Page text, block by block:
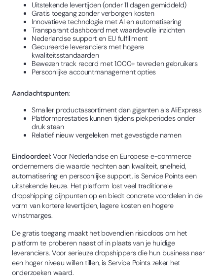
Uitstekende levertijden (onder 11 dagen gemiddeld)
Gratis toegang zonder verborgen kosten
Innovatieve technologie met AI en automatisering
Transparant dashboard met waardevolle inzichten
Nederlandse support en EU fulfillment
Gecureerde leveranciers met hogere
kwaliteitsstandaarden
Bewezen track record met 1.000+ tevreden gebruikers
Persoonlijke accountmanagement opties
Aandachtspunten:
Smaller productassortiment dan giganten als AliExpress
Platformprestaties kunnen tijdens piekperiodes onder
druk staan
Relatief nieuw vergeleken met gevestigde namen
Eindoordeel: Voor Nederlandse en Europese e-commerce
ondernemers die waarde hechten aan kwaliteit, snelheid,
automatisering en persoonlijke support, is Service Points een
uitstekende keuze. Het platform lost veel traditionele
dropshipping pijnpunten op en biedt concrete voordelen in de
vorm van kortere levertijden, lagere kosten en hogere
winstmarges.
De gratis toegang maakt het bovendien risicoloos om het
platform te proberen naast of in plaats van je huidige
leveranciers. Voor serieuze dropshippers die hun business naar
een hoger niveau willen tillen, is Service Points zeker het
onderzoeken waard.